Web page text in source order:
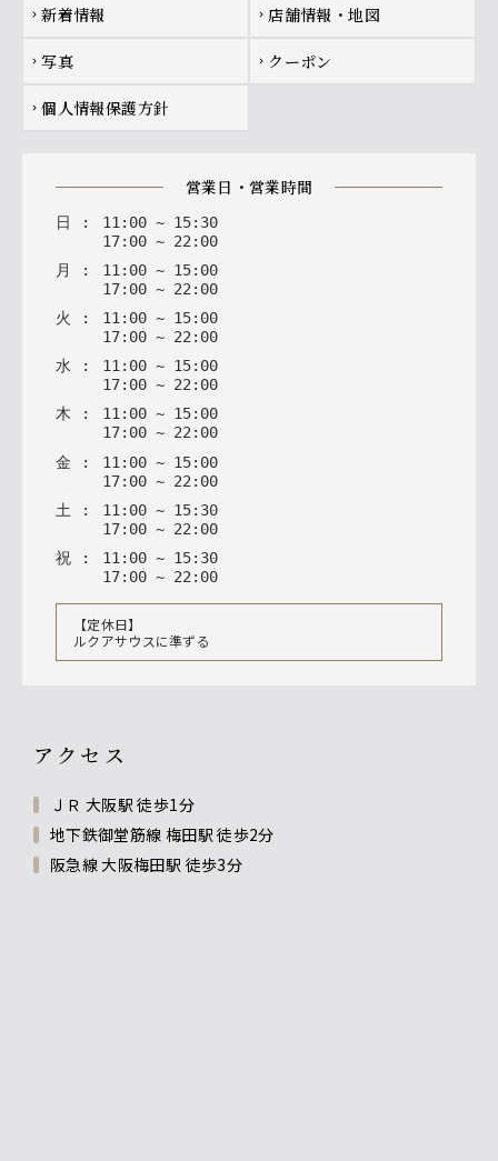
chevron_right 新着情報 chevron_right 店舗情報・地図
chevron_right 写真 chevron_right クーポン
chevron_right 個人情報保護方針
営業日・営業時間
日 : 11 : 00 ~ 15: 30
17: 00 ~ 22 : 00
月
: 11 : 00 ~ 15: 00
17: 00 ~ 22 : 00
火
: 11 : 00 ~ 15: 00
17: 00 ~ 22 : 00
水 : 11: 00 ~ 15: 00
17: 00 ~ 22: 00
木 : 11: 00 ~ 15: 00
17: 00 ~ 22: 00
金 : 11 : 00 ~ 15: 00
17: 00 ~ 22 : 00
土 : 11 : 00 ~ 15: 30
17: 00 ~ 22 : 00
祝 : 11 : 00 ~ 15: 30
17: 00 ~ 22 : 00
【定休日】
ルクアサウスに準ずる
アクセス
ＪＲ 大阪駅 徒歩1分
地下鉄御堂筋線 梅田駅 徒歩2分
阪急線 大阪梅田駅 徒歩3分